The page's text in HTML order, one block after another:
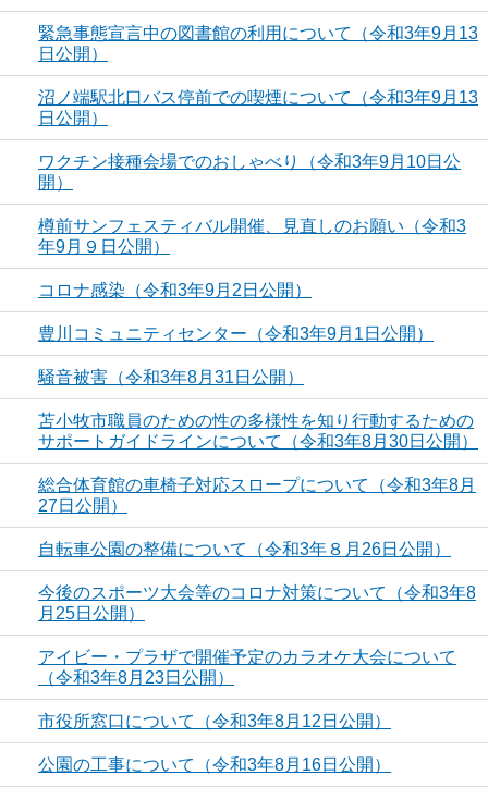
緊急事態宣言中の図書館の利用について（令和3年9月13
日公開）
沼ノ端駅北口バス停前での喫煙について（令和3年9月13
日公開）
ワクチン接種会場でのおしゃべり（令和3年9月10日公
開）
樽前サンフェスティバル開催、見直しのお願い（令和3
年9月９日公開）
コロナ感染（令和3年9月2日公開）
豊川コミュニティセンター（令和3年9月1日公開）
騒音被害（令和3年8月31日公開）
苫小牧市職員のための性の多様性を知り行動するための
サポートガイドラインについて（令和3年8月30日公開）
総合体育館の車椅子対応スロープについて（令和3年8月
27日公開）
自転車公園の整備について（令和3年８月26日公開）
今後のスポーツ大会等のコロナ対策について（令和3年8
月25日公開）
アイビー・プラザで開催予定のカラオケ大会について
（令和3年8月23日公開）
市役所窓口について（令和3年8月12日公開）
公園の工事について（令和3年8月16日公開）